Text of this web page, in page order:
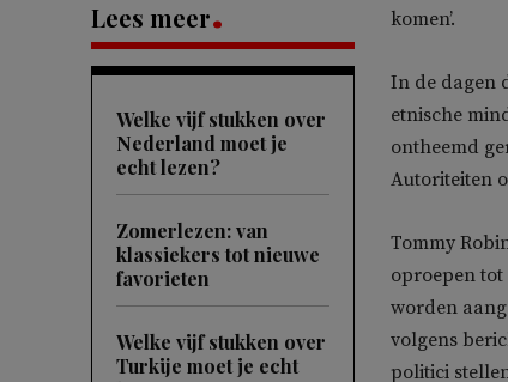
Lees meer
Welke vijf stukken over
Nederland moet je
echt lezen?
Zomerlezen: van
klassiekers tot nieuwe
favorieten
Welke vijf stukken over
Turkije moet je echt
komen’.
In de dagen
etnische
ontheemd
Autoriteiten
Tommy
oproepen tot
worden
volgens
politici